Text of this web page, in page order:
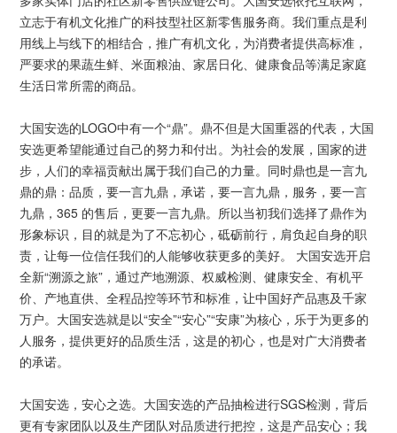
立志于有机文化推广的科技型社区新零售服务商。我们重点是利
用线上与线下的相结合，推广有机文化，为消费者提供高标准，
严要求的果蔬生鲜、米面粮油、家居日化、健康食品等满足家庭
生活日常所需的商品。
大国安选的LOGO中有一个“鼎”。鼎不但是大国重器的代表，大国
安选更希望能通过自己的努力和付出。为社会的发展，国家的进
步，人们的幸福贡献出属于我们自己的力量。同时鼎也是一言九
鼎的鼎：品质，要一言九鼎，承诺，要一言九鼎，服务，要一言
九鼎，365 的售后，更要一言九鼎。所以当初我们选择了鼎作为
形象标识，目的就是为了不忘初心，砥砺前行，肩负起自身的职
责，让每一位信任我们的人能够收获更多的美好。 大国安选开启
全新“溯源之旅”，通过产地溯源、权威检测、健康安全、有机平
价、产地直供、全程品控等环节和标准，让中国好产品惠及千家
万户。大国安选就是以“安全”“安心”“安康”为核心，乐于为更多的
人服务，提供更好的品质生活，这是的初心，也是对广大消费者
的承诺。
大国安选，安心之选。大国安选的产品抽检进行SGS检测，背后
更有专家团队以及生产团队对品质进行把控，这是产品安心；我